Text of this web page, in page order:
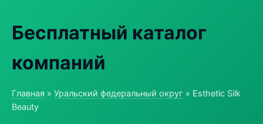
Бесплатный каталог
компаний
Главная » Уральский федеральный округ » Esthetic Silk
Beauty